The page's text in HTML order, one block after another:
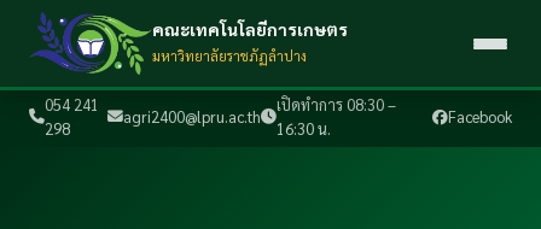
054 241
298
agri2400@lpru.ac.th
เปิดทำการ 08:30 –
16:30 น.
Facebook
คณะเทคโนโลยีการเกษตร
มหาวิทยาลัยราชภัฏลำปาง